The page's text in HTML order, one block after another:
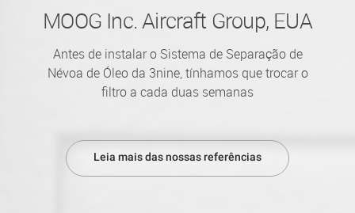
MOOG Inc. Aircraft Group, EUA
Antes de instalar o Sistema de Separação de
Névoa de Óleo da 3nine, tínhamos que trocar o
filtro a cada duas semanas
Leia mais das nossas referências